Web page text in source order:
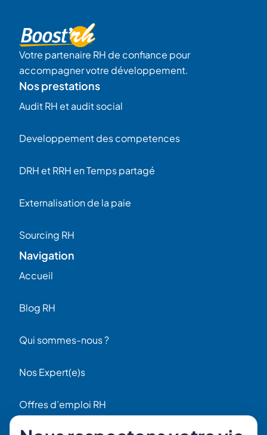
Votre partenaire RH de confiance pour
accompagner votre développement.
Nos prestations
Audit RH et audit social
Developpement des competences
DRH et RRH en Temps partagé
Externalisation de la paie
Sourcing RH
Navigation
Accueil
Blog RH
Qui sommes-nous ?
Nos Expert(e)s
Offres d’emploi RH